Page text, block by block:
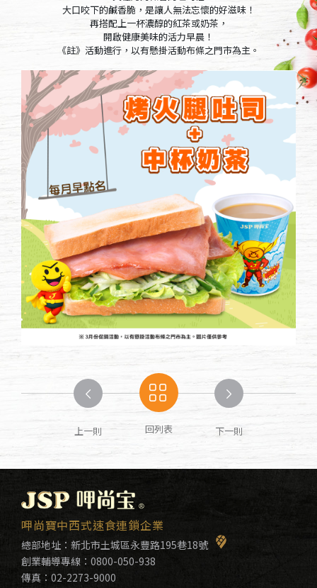
大口咬下的鹹香脆，是讓人無法忘懷的好滋味！
再搭配上一杯濃醇的紅茶或奶茶，
開啟健康美味的活力早晨！
《註》活動進行，以有懸掛活動布條之門市為主。
上一則 回列表 下一則
呷尚寶中西式速食連鎖企業
總部地址： 新北市土城區永豐路195巷18號
創業輔導專線： 0800-050-938
傳真：02-2273-9000